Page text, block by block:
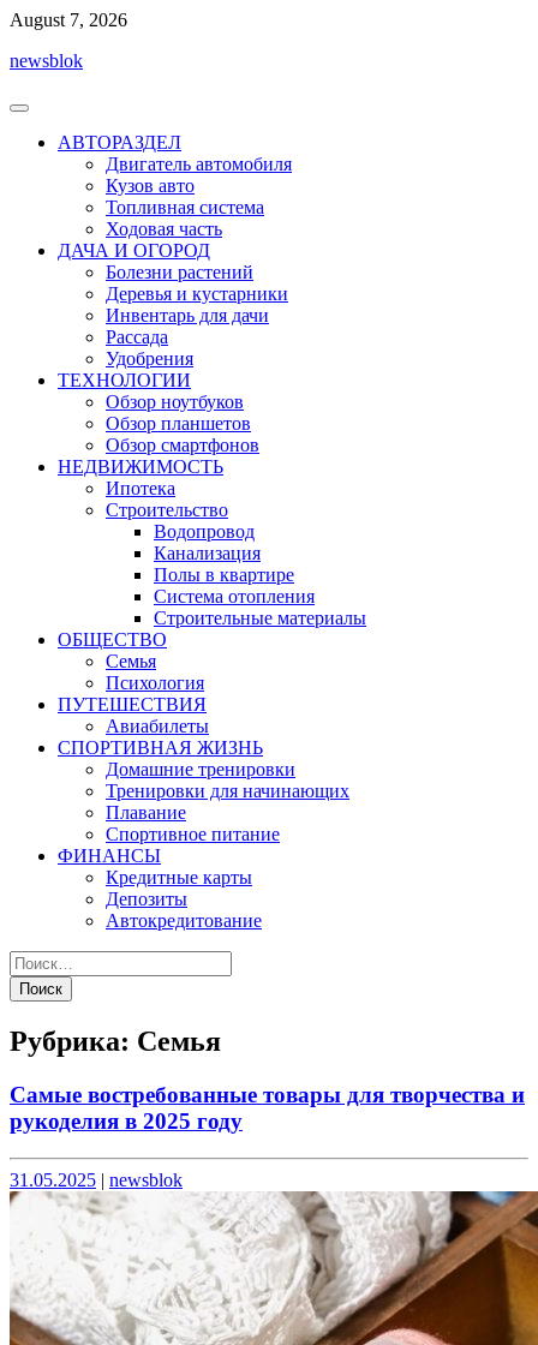
Перейти
содержимому
August 7, 2026
newsblok
АВТОРАЗДЕЛ
Двигатель автомобиля
Кузов авто
Топливная система
Ходовая часть
ДАЧА И ОГОРОД
Болезни растений
Деревья и кустарники
Инвентарь для дачи
Рассада
Удобрения
ТЕХНОЛОГИИ
Обзор ноутбуков
Обзор планшетов
Обзор смартфонов
НЕДВИЖИМОСТЬ
Ипотека
Строительство
Водопровод
Канализация
Полы в квартире
Система отопления
Строительные материалы
ОБЩЕСТВО
Семья
Психология
ПУТЕШЕСТВИЯ
Авиабилеты
СПОРТИВНАЯ ЖИЗНЬ
Домашние тренировки
Тренировки для начинающих
Плавание
Спортивное питание
ФИНАНСЫ
Кредитные карты
Депозиты
Автокредитование
Рубрика: Семья
Самые востребованные товары для творчества и
рукоделия в 2025 году
Опубликовано
31.05.2025 | Опубликовано
newsblok